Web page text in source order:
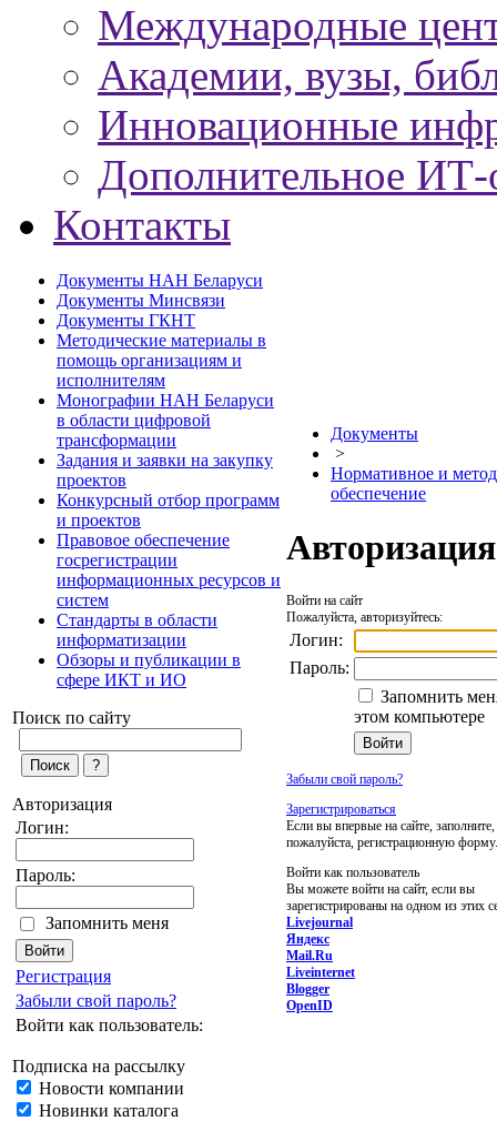
Международные
Академии, вузы,
Инновационные
Дополнительное ИТ-
Контакты
Документы НАН Беларуси
Документы Минсвязи
Документы ГКНТ
Методические материалы в
помощь организациям и
исполнителям
Монографии НАН Беларуси
в области цифровой
трансформации
Задания и заявки на закупку
проектов
Конкурсный отбор программ
и проектов
Правовое обеспечение
госрегистрации
информационных ресурсов и
систем
Стандарты в области
информатизации
Обзоры и публикации в
сфере ИКТ и ИО
Поиск по сайту
Авторизация
Логин:
Пароль:
Запомнить меня
Регистрация
Забыли свой пароль?
Войти как пользователь:
Подписка на рассылку
Новости компании
Новинки каталога
Документы
>
Нормативное и
обеспечение
Авторизация
Войти на сайт
Пожалуйста, авторизуйтесь:
Логин:
Пароль:
Запомнить
этом компьютере
Забыли свой пароль?
Зарегистрироваться
Если вы впервые на сайте, заполните,
пожалуйста, регистрационную форму.
Войти как пользователь
Вы можете войти на сайт, если вы
зарегистрированы на одном из этих
Livejournal
Яндекс
Mail.Ru
Liveinternet
Blogger
OpenID